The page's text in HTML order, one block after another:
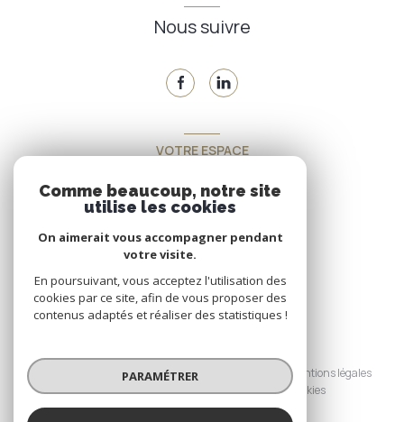
Nous suivre
VOTRE ESPACE
Espace propriétaire
SE CONNECTER
Nos honoraires
Nos partenaires
Mentions légales
Admin
Politique RGPD Cookies
Comme beaucoup, notre site
utilise les cookies
On aimerait vous accompagner pendant
votre visite.
En poursuivant, vous acceptez l'utilisation des
cookies par ce site, afin de vous proposer des
contenus adaptés et réaliser des statistiques !
PARAMÉTRER